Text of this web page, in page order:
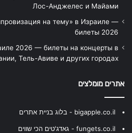
Лос-Анджелес и Майами
на тему» в Израиле —
билеты 2026
2026 — билеты на концерты в
Тель-Авиве и других городах
אתרים מומלצים
bigapple.co.il - בלוג בניית אתרים
fungets.co.il - גאדג'טים הכי שווים